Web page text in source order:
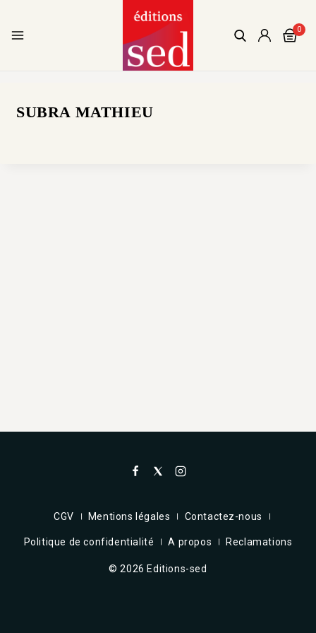
0
SUBRA MATHIEU
CGV Mentions légales Contactez-nous
Politique de confidentialité A propos Reclamations
© 2026 Editions-sed